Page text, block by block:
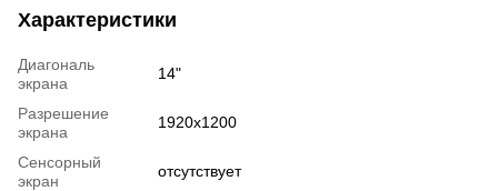
Характеристики
Диагональ
экрана
14"
Разрешение
экрана
1920x1200
Сенсорный
экран
отсутствует